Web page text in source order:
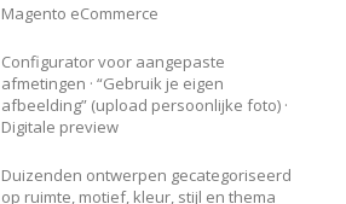
Magento eCommerce
Configurator voor aangepaste
afmetingen · “Gebruik je eigen
afbeelding” (upload persoonlijke foto) ·
Digitale preview
Duizenden ontwerpen gecategoriseerd
op ruimte, motief, kleur, stijl en thema